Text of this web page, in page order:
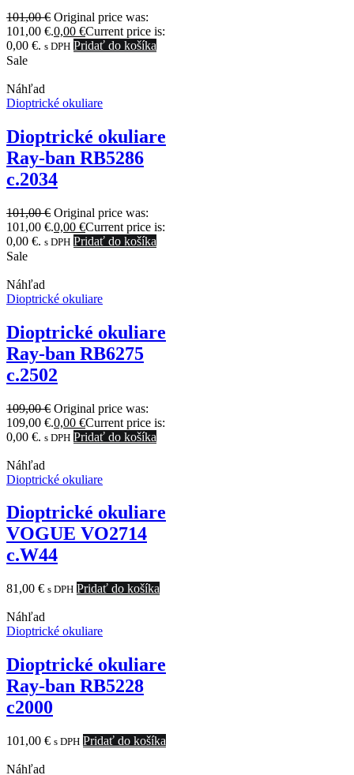
101,00€ Original price was:
101,00 €.0,00 €Current price is:
0,00 €. s DPH Pridať do košíka
Sale
Náhľad
Dioptrické okuliare
Dioptrické okuliare
Ray-ban RB5286
c.2034
101,00€ Original price was:
101,00 €.0,00 €Current price is:
0,00 €. s DPH Pridať do košíka
Sale
Náhľad
Dioptrické okuliare
Dioptrické okuliare
Ray-ban RB6275
c.2502
109,00€ Original price was:
109,00 €.0,00 €Current price is:
0,00 €. s DPH Pridať do košíka
Náhľad
Dioptrické okuliare
Dioptrické okuliare
VOGUE VO2714
c.W44
81,00 € s DPH Pridať do košíka
Náhľad
Dioptrické okuliare
Dioptrické okuliare
Ray-ban RB5228
c2000
101,00 € s DPH Pridať do košíka
Náhľad